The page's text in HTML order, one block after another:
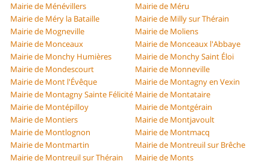
Mairie de Ménévillers
Mairie de Méru
Mairie de Méry la Bataille
Mairie de Milly sur Thérain
Mairie de Mogneville
Mairie de Moliens
Mairie de Monceaux
Mairie de Monceaux l'Abbaye
Mairie de Monchy Humières
Mairie de Monchy Saint Éloi
Mairie de Mondescourt
Mairie de Monneville
Mairie de Mont l'Évêque
Mairie de Montagny en Vexin
Mairie de Montagny Sainte Félicité Mairie de Montataire
Mairie de Montépilloy
Mairie de Montgérain
Mairie de Montiers
Mairie de Montjavoult
Mairie de Montlognon
Mairie de Montmacq
Mairie de Montmartin
Mairie de Montreuil sur Brêche
Mairie de Montreuil sur Thérain
Mairie de Monts